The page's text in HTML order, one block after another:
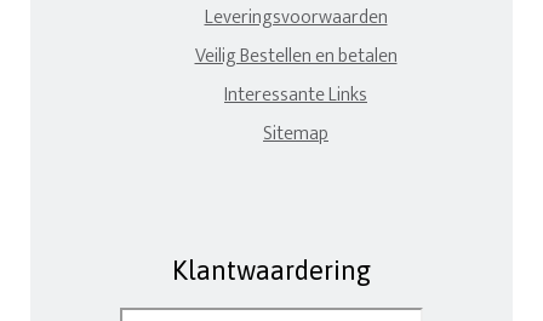
Leveringsvoorwaarden
Veilig Bestellen en betalen
Interessante Links
Sitemap
Klantwaardering